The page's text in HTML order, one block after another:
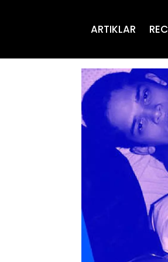
ARTIKLAR